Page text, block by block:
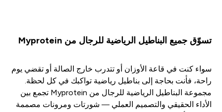
تسوّق جميع البناطيل الرياضية للرجال من Myprotein
سواء كنت في قاعة الأوزان أو تتدرب خارج الصالة أو تقضي يوم
راحة، فأنت بحاجة إلى بناطيل رياضية تواكبك في كل لحظة.
مجموعة البناطيل الرياضية للرجال من Myprotein تجمع بين
الأداء الحقيقي والتصميم العملي — شورتات ومرونات مصممة